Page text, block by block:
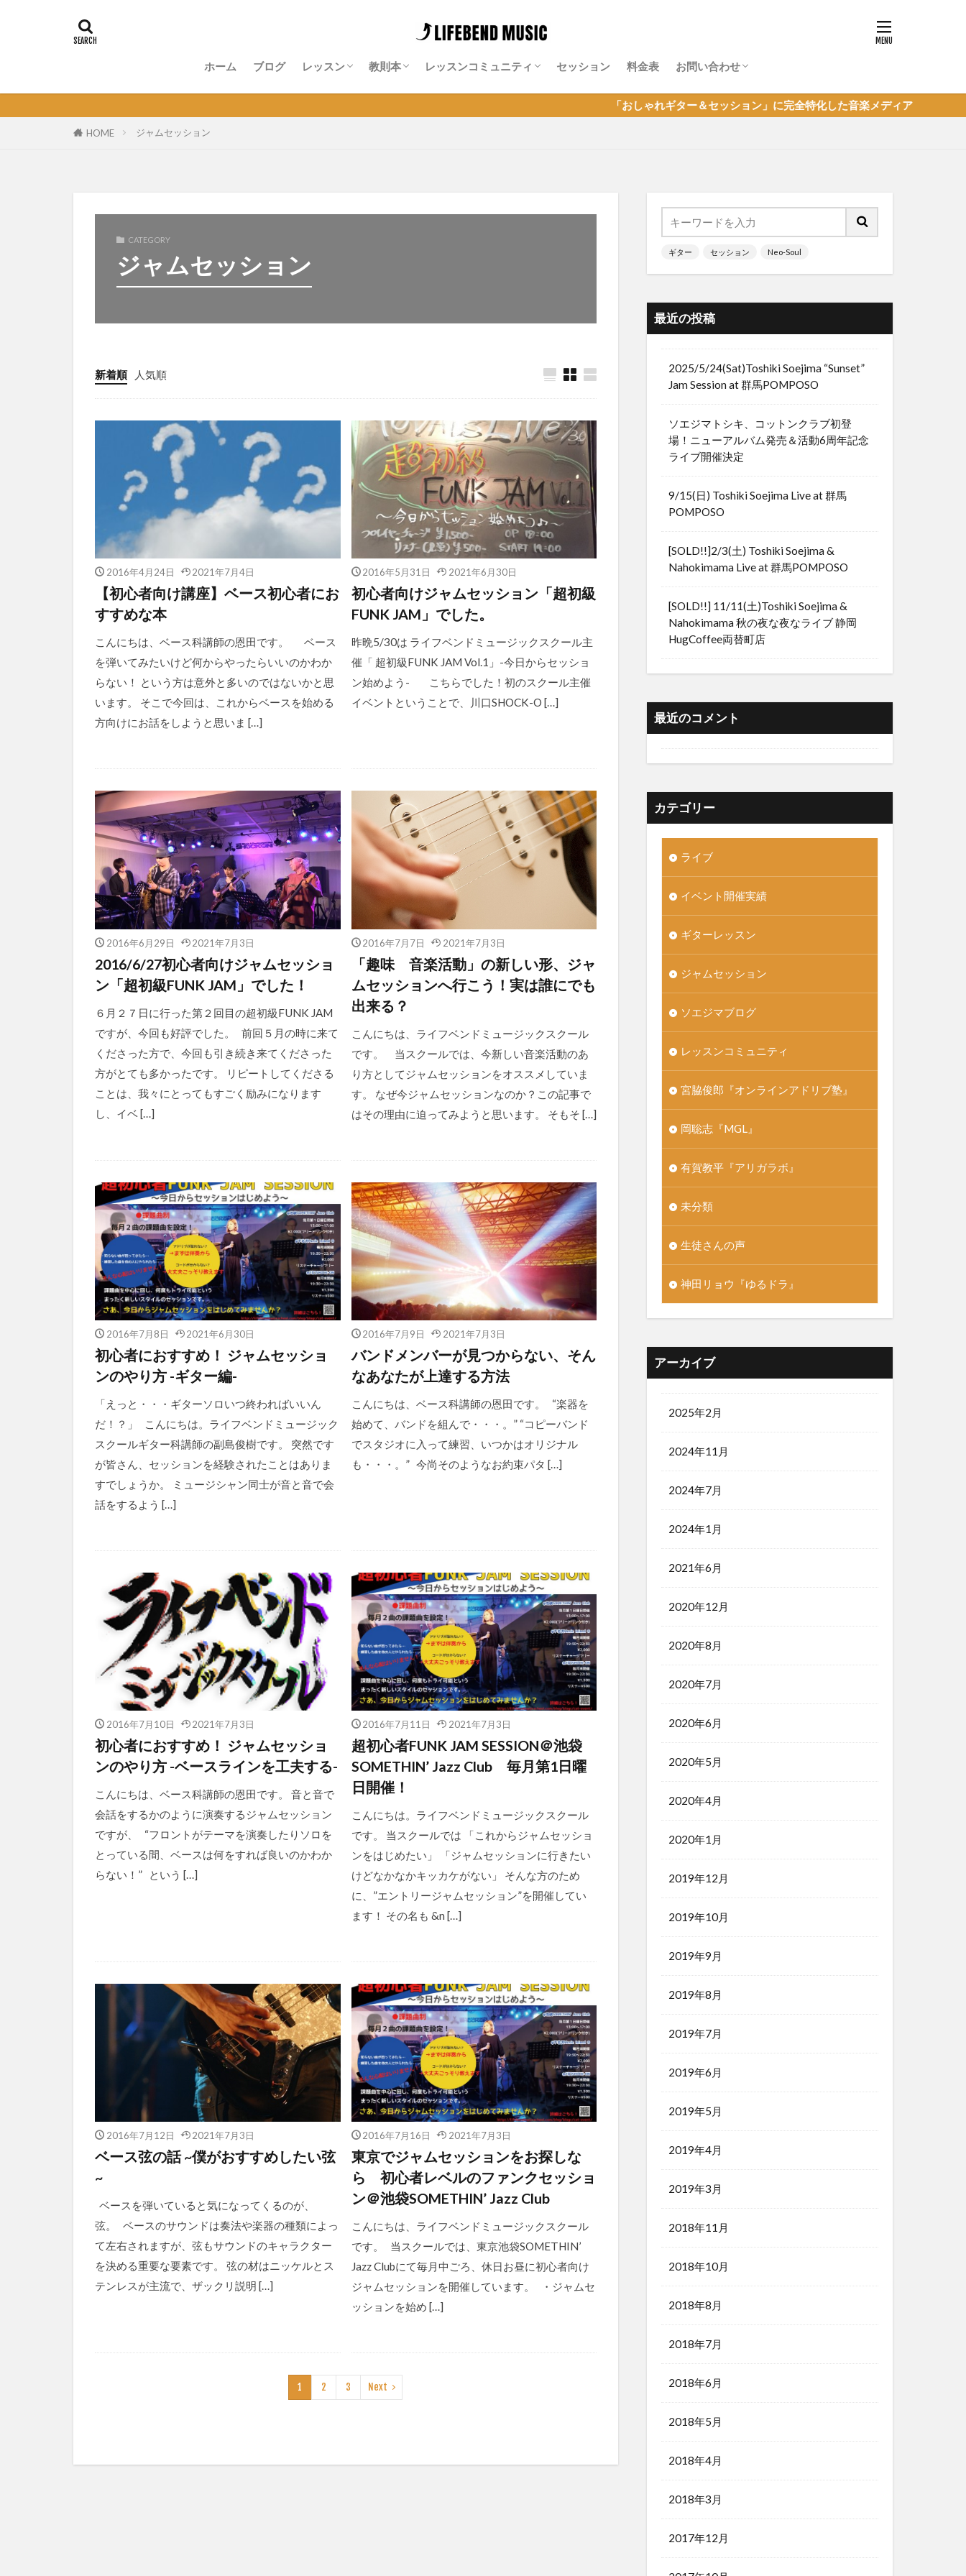
ホーム ブログ レッスン 教則本 レッスンコミュニティ
神田リョウ「神田式ゆるふわドラム塾オ
セッション 料金表 お問い合わせ
体験レッスン申し込み
超初心者JAM参加申し込み
その他のお問い合わせ
「おしゃれギター＆セッション」に完全特化した音楽メディア
HOME ジャムセッション
CATEGORY
ジャムセッション
新着順 人気順
2016年4月24日 2021年7月4日
【初心者向け講座】ベース初心者にお
すすめな本
こんにちは、ベース科講師の恩田です。 ベース
を弾いてみたいけど何からやったらいいのかわか
らない！ という方は意外と多いのではないかと思
います。 そこで今回は、これからベースを始める
方向けにお話をしようと思いま […]
2016年5月31日 2021年6月30日
初心者向けジャムセッション「超初級
FUNK JAM」でした。
昨晩5/30は ライフベンドミュージックスクール主
催「 超初級FUNK JAM Vol.1」-今日からセッショ
ン始めよう- こちらでした！初のスクール主催
イベントということで、川口SHOCK-O […]
2016年6月29日 2021年7月3日
2016/6/27初心者向けジャムセッショ
ン「超初級FUNK JAM」でした！
６月２７日に行った第２回目の超初級FUNK JAM
ですが、今回も好評でした。 前回５月の時に来て
くださった方で、今回も引き続き来てくださった
方がとても多かったです。 リピートしてくださる
ことは、我々にとってもすごく励みになります
し、イベ […]
2016年7月7日 2021年7月3日
「趣味 音楽活動」の新しい形、ジャ
ムセッションへ行こう！実は誰にでも
出来る？
こんにちは、ライフベンドミュージックスクール
です。 当スクールでは、今新しい音楽活動のあ
り方としてジャムセッションをオススメしていま
す。 なぜ今ジャムセッションなのか？この記事で
はその理由に迫ってみようと思います。 そもそ […]
2016年7月8日 2021年6月30日
初心者におすすめ！ ジャムセッショ
ンのやり方 -ギター編-
「えっと・・・ギターソロいつ終わればいいん
だ！？」 こんにちは。ライフベンドミュージック
スクールギター科講師の副島俊樹です。 突然です
が皆さん、セッションを経験されたことはありま
すでしょうか。 ミュージシャン同士が音と音で会
話をするよう […]
2016年7月9日 2021年7月3日
バンドメンバーが見つからない、そん
なあなたが上達する方法
こんにちは、ベース科講師の恩田です。 “楽器を
始めて、バンドを組んで・・・。” “コピーバンド
でスタジオに入って練習、いつかはオリジナル
も・・・。” 今尚そのようなお約束パタ […]
2016年7月10日 2021年7月3日
初心者におすすめ！ ジャムセッショ
ンのやり方 -ベースラインを工夫する-
こんにちは、ベース科講師の恩田です。 音と音で
会話をするかのように演奏するジャムセッション
ですが、 “フロントがテーマを演奏したりソロを
とっている間、ベースは何をすれば良いのかわか
らない！” という […]
2016年7月11日 2021年7月3日
超初心者FUNK JAM SESSION＠池袋
SOMETHIN’ Jazz Club 毎月第1日曜
日開催！
こんにちは。ライフベンドミュージックスクール
です。 当スクールでは 「これからジャムセッショ
ンをはじめたい」 「ジャムセッションに行きたい
けどなかなかキッカケがない」 そんな方のため
に、”エントリージャムセッション”を開催してい
ます！ その名も &n […]
2016年7月12日 2021年7月3日
ベース弦の話 ~僕がおすすめしたい弦
~
ベースを弾いていると気になってくるのが、
弦。 ベースのサウンドは奏法や楽器の種類によっ
て左右されますが、弦もサウンドのキャラクター
を決める重要な要素です。 弦の材はニッケルとス
テンレスが主流で、ザックリ説明 […]
2016年7月16日 2021年7月3日
東京でジャムセッションをお探しな
ら 初心者レベルのファンクセッショ
ン＠池袋SOMETHIN’ Jazz Club
こんにちは、ライフベンドミュージックスクール
です。 当スクールでは、東京池袋SOMETHIN’
Jazz Clubにて毎月中ごろ、休日お昼に初心者向け
ジャムセッションを開催しています。 ・ジャムセ
ッションを始め […]
1 2 3 Next
ギター セッション Neo-Soul
最近の投稿
2025/5/24(Sat)Toshiki Soejima “Sunset”
Jam Session at 群馬POMPOSO
ソエジマトシキ、コットンクラブ初登
場！ニューアルバム発売＆活動6周年記念
ライブ開催決定
9/15(日) Toshiki Soejima Live at 群馬
POMPOSO
[SOLD!!]2/3(土) Toshiki Soejima &
Nahokimama Live at 群馬POMPOSO
[SOLD!!] 11/11(土)Toshiki Soejima &
Nahokimama 秋の夜な夜なライブ 静岡
HugCoffee両替町店
最近のコメント
カテゴリー
ライブ
イベント開催実績
ギターレッスン
ジャムセッション
ソエジマブログ
レッスンコミュニティ
宮脇俊郎『オンラインアドリブ塾』
岡聡志『MGL』
有賀教平『アリガラボ』
未分類
生徒さんの声
神田リョウ『ゆるドラ』
アーカイブ
2025年2月
2024年11月
2024年7月
2024年1月
2021年6月
2020年12月
2020年8月
2020年7月
2020年6月
2020年5月
2020年4月
2020年1月
2019年12月
2019年10月
2019年9月
2019年8月
2019年7月
2019年6月
2019年5月
2019年4月
2019年3月
2018年11月
2018年10月
2018年8月
2018年7月
2018年6月
2018年5月
2018年4月
2018年3月
2017年12月